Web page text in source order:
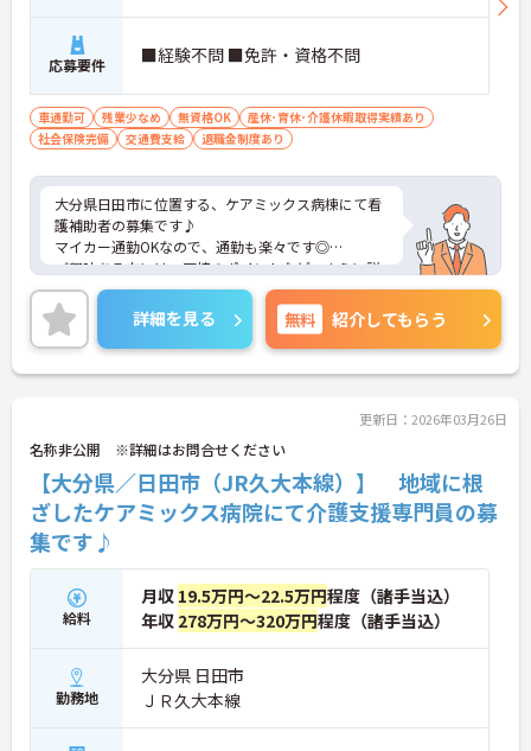
応募要件 ■経験不問 ■免許・資格不問
車通勤可 残業少なめ 無資格OK
産休･育休･介護休暇取得実績あり
社会保険完備
交通費支給 退職金制度あり
大分県日田市に位置する、ケアミックス病棟にて看
護補助者の募集です♪
マイカー通勤OKなので、通勤も楽々です◎
ご興味ある方には、面接のポイントなど、さらに詳
細をお話致しますのでお気軽にご相談ください。
詳細を見る 無料 紹介してもらう
更新日：2026年03月26日
名称非公開 ※詳細はお問合せください
【大分県／日田市（JR久大本線）】 地域に根
ざしたケアミックス病院にて介護支援専門員の募
集です♪
給料
月収 19.5万円～22.5万円程度（諸手当込）
年収 278万円～320万円程度（諸手当込）
勤務地
大分県 日田市
ＪＲ久大本線